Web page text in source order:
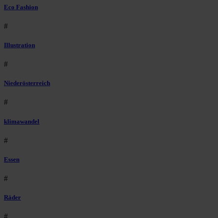
Eco Fashion
#
Illustration
#
Niederösterreich
#
klimawandel
#
Essen
#
Räder